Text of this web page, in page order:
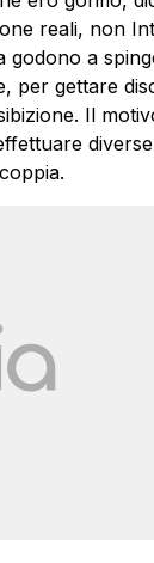
reali, non
a
per gettare
Il